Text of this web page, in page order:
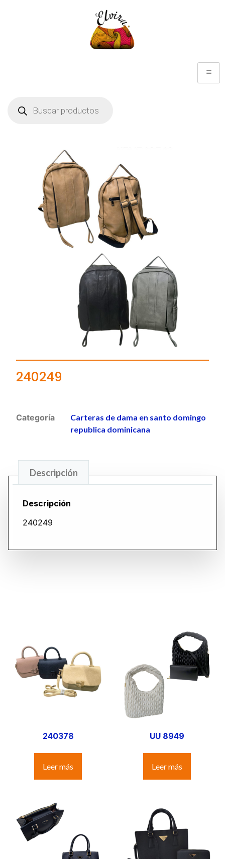
240249
Categoría
Carteras de dama en santo domingo
republica dominicana
Descripción
Descripción
240249
240378
Leer más
UU 8949
Leer más